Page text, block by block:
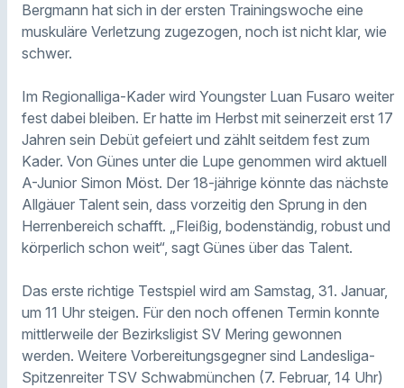
Bergmann hat sich in der ersten Trainingswoche eine
muskuläre Verletzung zugezogen, noch ist nicht klar, wie
schwer.
Im Regionalliga-Kader wird Youngster Luan Fusaro weiter
fest dabei bleiben. Er hatte im Herbst mit seinerzeit erst 17
Jahren sein Debüt gefeiert und zählt seitdem fest zum
Kader. Von Günes unter die Lupe genommen wird aktuell
A-Junior Simon Möst. Der 18-jährige könnte das nächste
Allgäuer Talent sein, dass vorzeitig den Sprung in den
Herrenbereich schafft. „Fleißig, bodenständig, robust und
körperlich schon weit“, sagt Günes über das Talent.
Das erste richtige Testspiel wird am Samstag, 31. Januar,
um 11 Uhr steigen. Für den noch offenen Termin konnte
mittlerweile der Bezirksligist SV Mering gewonnen
werden. Weitere Vorbereitungsgegner sind Landesliga-
Spitzenreiter TSV Schwabmünchen (7. Februar, 14 Uhr)